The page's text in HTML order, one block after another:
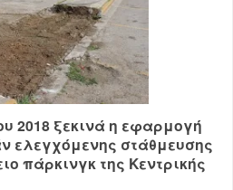
2018 ξεκινά η εφαρμογή
ελεγχόμενης στάθμευσης
πάρκινγκ της Κεντρικής